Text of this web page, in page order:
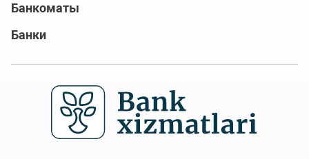
Банкоматы
Банки